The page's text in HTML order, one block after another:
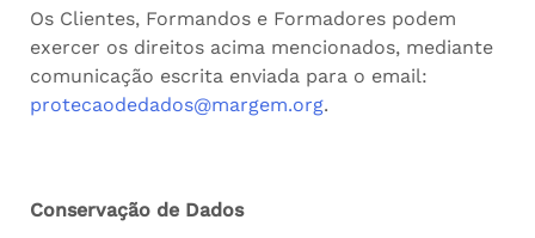
Os Clientes, Formandos e Formadores podem
exercer os direitos acima mencionados, mediante
comunicação escrita enviada para o email:
protecaodedados@margem.org.
Conservação de Dados